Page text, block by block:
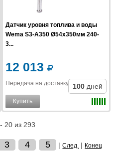
Датчик уровня топлива и воды
Wema S3-A350 Ø54x350мм 240-
3...
12 013
Передача на доставку 100 дней
Купить
20 из 293
3 4 5 |След. | Конец